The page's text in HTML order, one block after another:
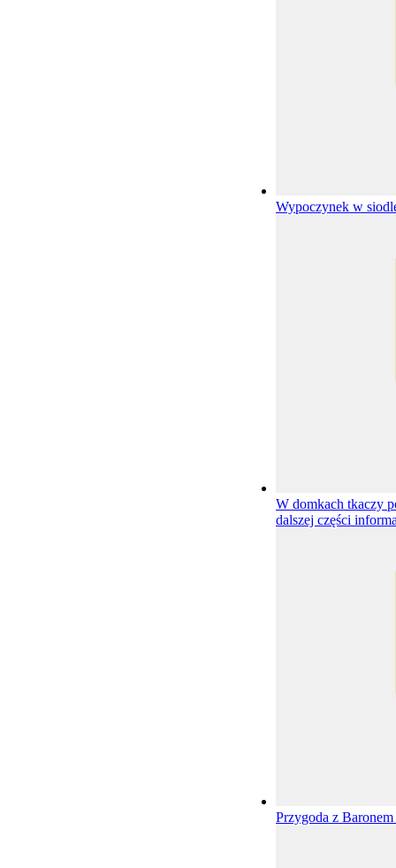
Wypoczynek w
W domkach tkaczy
dalszej części
Przygoda z Baronem